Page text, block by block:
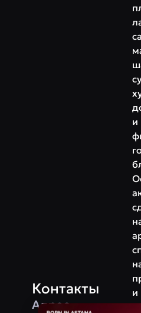
и
и
Контакты
Адрес